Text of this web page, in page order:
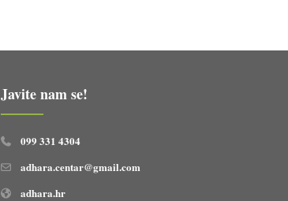
Javite nam se!
099 331 4304
adhara.centar@gmail.com
adhara.hr